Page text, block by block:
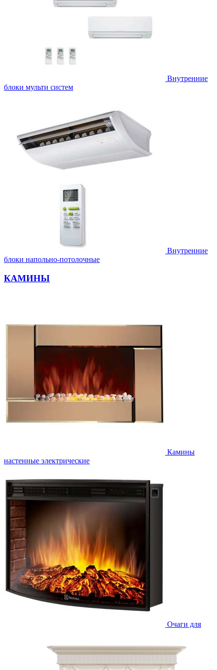
Внутренние
блоки мульти систем
Внутренние
блоки напольно-потолочные
КАМИНЫ
Камины
настенные электрические
Очаги для